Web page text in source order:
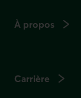
À propos
Carrière